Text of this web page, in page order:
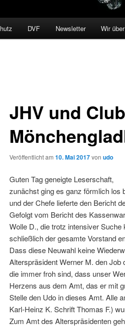
DVF Newsletter Wir
JHV und
Veröffentlicht am 10. Mai 2017von udo
Guten Tag geneigte Leserschaft,
zunächst ging es ganz förmlich los
und der Chefe lieferte den Bericht
Gefolgt vom Bericht des
Wolle D., die trotz intensiver
schließlich der gesamte Vorstand
Dass diese Neuwahl keine
Alterspräsident Werner M. den Job
die immer froh sind, dass unser
Herzens aus dem Amt, das er mit
Stelle den Udo in dieses Amt. Alle
Karl-Heinz K. Schrift Thomas F.)
Zum Amt des Alterspräsidenten